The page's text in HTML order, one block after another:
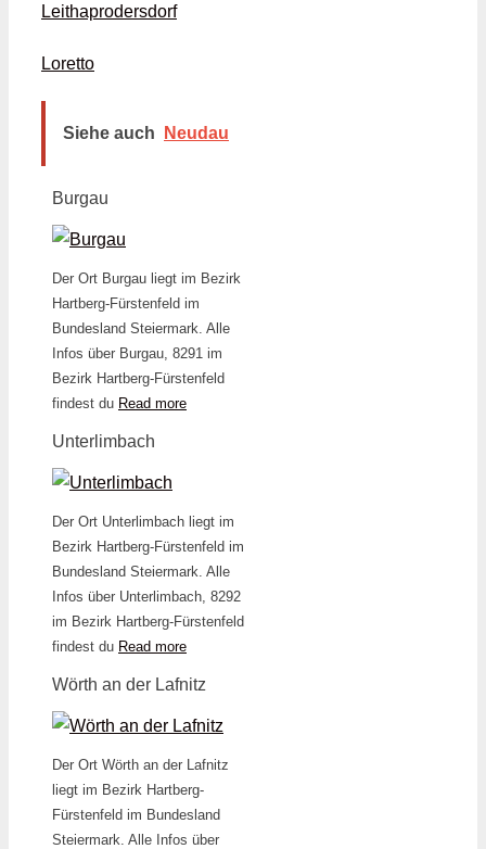
Leithaprodersdorf
Loretto
Siehe auch Neudau
Burgau
Der Ort Burgau liegt im Bezirk
Hartberg-Fürstenfeld im
Bundesland Steiermark. Alle
Infos über Burgau, 8291 im
Bezirk Hartberg-Fürstenfeld
findest du Read more
Unterlimbach
Der Ort Unterlimbach liegt im
Bezirk Hartberg-Fürstenfeld im
Bundesland Steiermark. Alle
Infos über Unterlimbach, 8292
im Bezirk Hartberg-Fürstenfeld
findest du Read more
Wörth an der Lafnitz
Der Ort Wörth an der Lafnitz
liegt im Bezirk Hartberg-
Fürstenfeld im Bundesland
Steiermark. Alle Infos über